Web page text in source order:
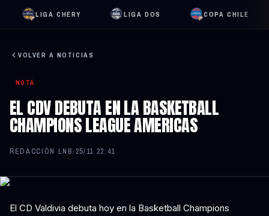
LIGA CHERY LIGA DOS COPA CHILE
VOLVER A NOTICIAS
NOTA
EL CDV DEBUTA EN LA BASKETBALL
CHAMPIONS LEAGUE AMERICAS
REDACCIÓN LNB· 25/11 22:41
El CD Valdivia debuta hoy en la Basketball Champions